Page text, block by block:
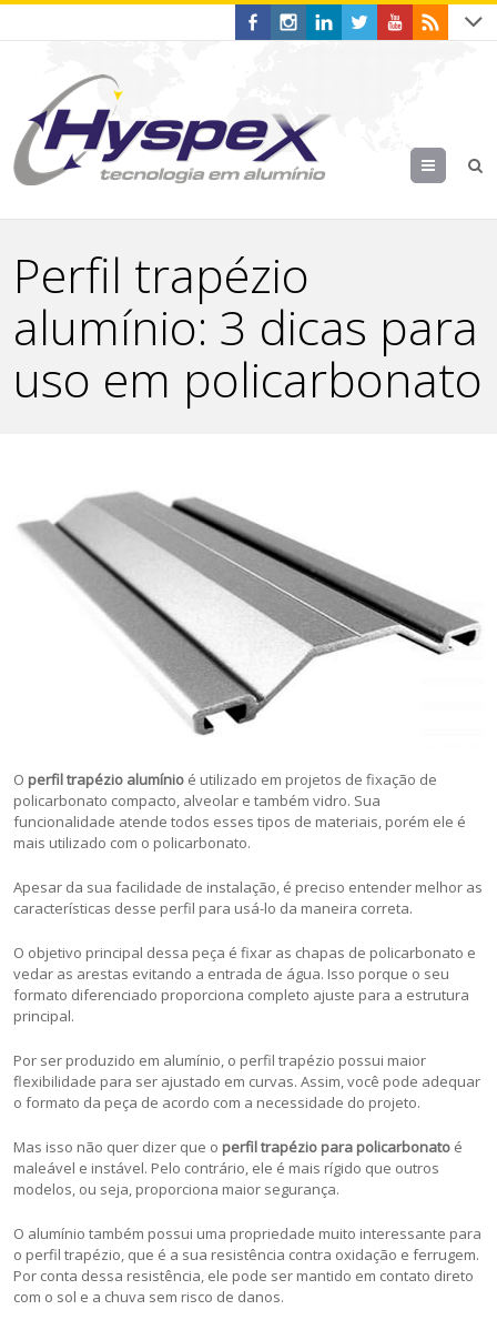
Menu
Perfil trapézio
alumínio: 3 dicas para
uso em policarbonato
O perfil trapézio alumínio é utilizado em projetos de fixação de
policarbonato compacto, alveolar e também vidro. Sua
funcionalidade atende todos esses tipos de materiais, porém ele é
mais utilizado com o policarbonato.
Apesar da sua facilidade de instalação, é preciso entender melhor as
características desse perfil para usá-lo da maneira correta.
O objetivo principal dessa peça é fixar as chapas de policarbonato e
vedar as arestas evitando a entrada de água. Isso porque o seu
formato diferenciado proporciona completo ajuste para a estrutura
principal.
Por ser produzido em alumínio, o perfil trapézio possui maior
flexibilidade para ser ajustado em curvas. Assim, você pode adequar
o formato da peça de acordo com a necessidade do projeto.
Mas isso não quer dizer que o perfil trapézio para policarbonato é
maleável e instável. Pelo contrário, ele é mais rígido que outros
modelos, ou seja, proporciona maior segurança.
O alumínio também possui uma propriedade muito interessante para
o perfil trapézio, que é a sua resistência contra oxidação e ferrugem.
Por conta dessa resistência, ele pode ser mantido em contato direto
com o sol e a chuva sem risco de danos.